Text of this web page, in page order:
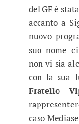
del GF è
accanto a
nuovo
suo nome
non vi sia
con la sua
Fratello
caso